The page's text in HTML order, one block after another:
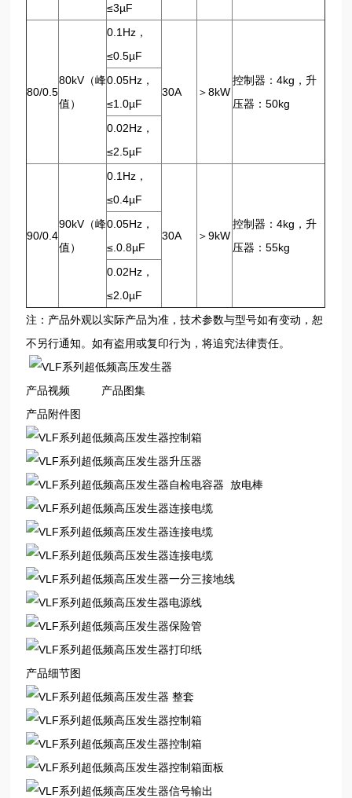
≤3µF
80/0.5
80kV（峰
值）
0.1Hz，
≤0.5µF
30A ＞8kW
控制器：4kg，升
压器：50kg
0.05Hz，
≤1.0µF
0.02Hz，
≤2.5µF
90/0.4
90kV（峰
值）
0.1Hz，
≤0.4µF
30A ＞9kW
控制器：4kg，升
压器：55kg
0.05Hz，
≤.0.8µF
0.02Hz，
≤2.0µF
注：产品外观以实际产品为准，技术参数与型号如有变动，恕
不另行通知。如有盗用或复印行为，将追究法律责任。
产品视频 产品图集
产品附件图
控制箱
升压器
自检电容器放电棒
连接电缆
连接电缆
连接电缆
一分三接地线
电源线
保险管
打印纸
产品细节图
整套
控制箱
控制箱
控制箱面板
信号输出